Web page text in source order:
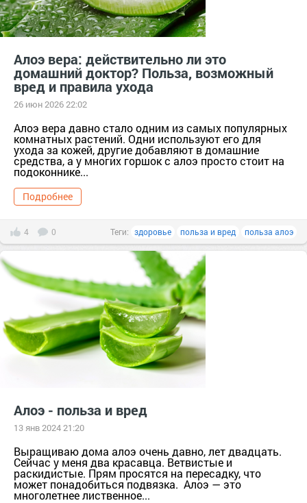
Алоэ вера: действительно ли это
домашний доктор? Польза, возможный
вред и правила ухода
26 июн 2026 22:02
Алоэ вера давно стало одним из самых популярных
комнатных растений. Одни используют его для
ухода за кожей, другие добавляют в домашние
средства, а у многих горшок с алоэ просто стоит на
подоконнике...
Подробнее
4 0 Теги: здоровье польза и вред польза алоэ
Алоэ - польза и вред
13 янв 2024 21:20
Выращиваю дома алоэ очень давно, лет двадцать.
Сейчас у меня два красавца. Ветвистые и
раскидистые. Прям просятся на пересадку, что
может понадобиться подвязка. Алоэ — это
многолетнее лиственное...